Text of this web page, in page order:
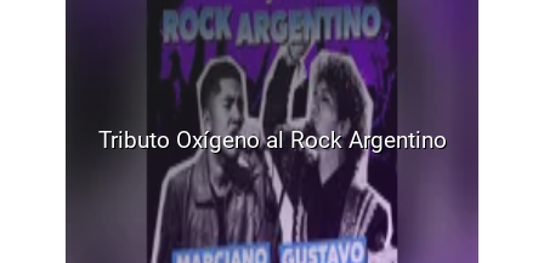
Tributo Oxígeno al Rock Argentino